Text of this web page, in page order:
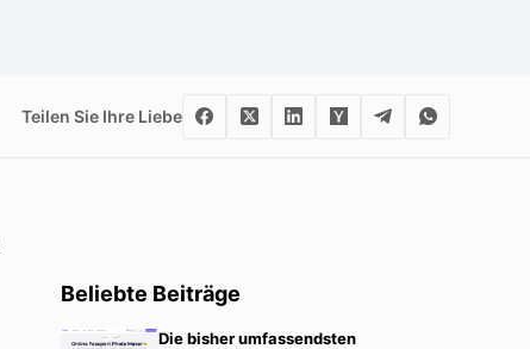
Teilen Sie Ihre Liebe
Beliebte Beiträge
Die bisher umfassendsten